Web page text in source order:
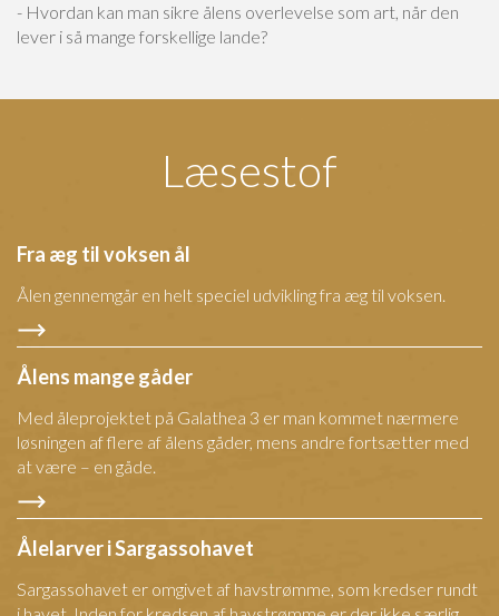
- Hvordan kan man sikre ålens overlevelse som art, når den
lever i så mange forskellige lande?
Læsestof
Fra æg til voksen ål
Ålen gennemgår en helt speciel udvikling fra æg til voksen.
Ålens mange gåder
Med åleprojektet på Galathea 3 er man kommet nærmere
løsningen af flere af ålens gåder, mens andre fortsætter med
at være – en gåde.
Ålelarver i Sargassohavet
Sargassohavet er omgivet af havstrømme, som kredser rundt